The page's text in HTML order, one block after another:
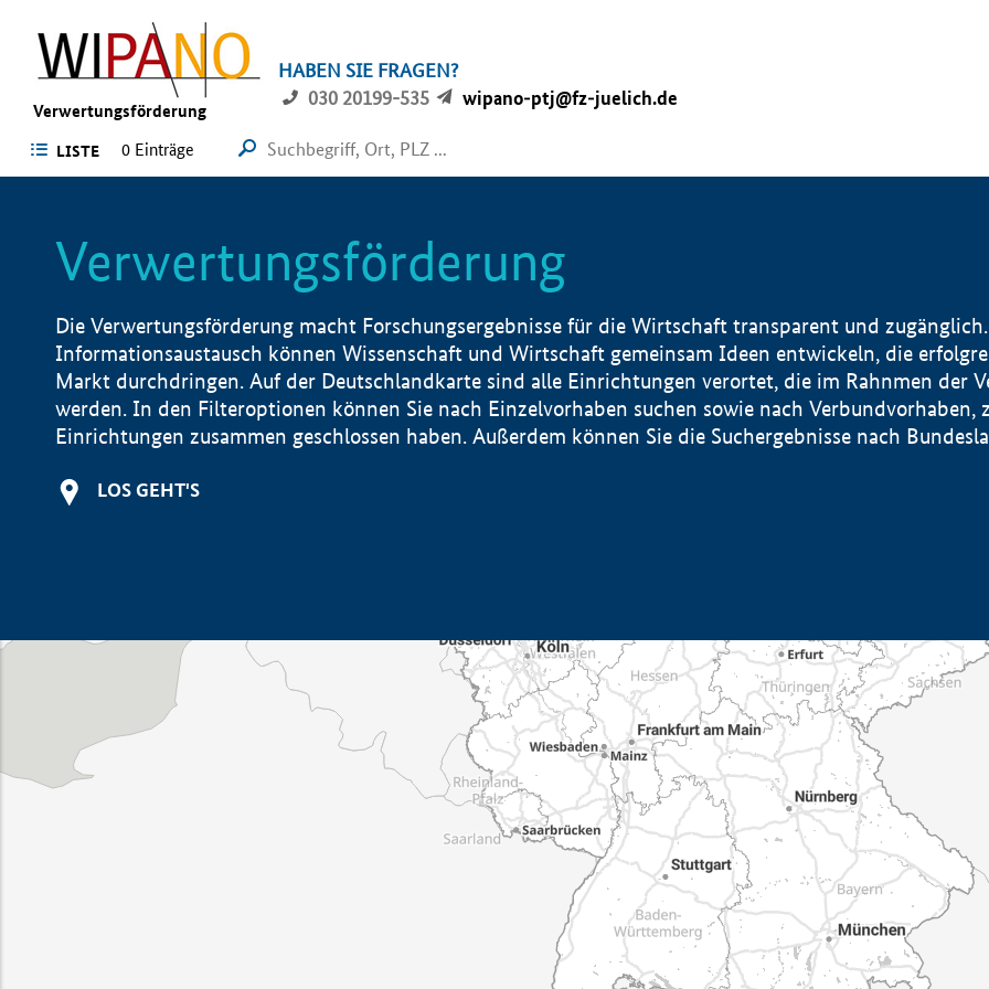
Verwertungsförderung
HABEN SIE FRAGEN?
030 20199-535
wipano-ptj@fz-juelich.de
LISTE 0 Einträge
Verwertungsförderung
Die Verwertungsförderung macht Forschungsergebnisse für die Wirtschaft transparent und
Informationsaustausch können Wissenschaft und Wirtschaft gemeinsam Ideen entwickeln, die
Markt durchdringen. Auf der Deutschlandkarte sind alle Einrichtungen verortet, die im Rahnmen der
werden. In den Filteroptionen können Sie nach Einzelvorhaben suchen sowie nach Verbundvorhaben,
Einrichtungen zusammen geschlossen haben. Außerdem können Sie die Suchergebnisse nach
LOS GEHT'S